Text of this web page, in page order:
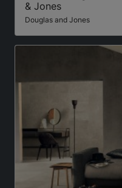
& Jones
Douglas and Jones